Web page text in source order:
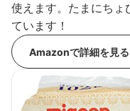
使えます。たまにちょ
ています！
Amazonで詳細を見る